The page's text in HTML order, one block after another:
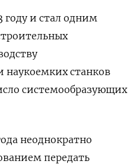
году и стал одним
наукоемких станков
системообразующих
неоднократно
передать